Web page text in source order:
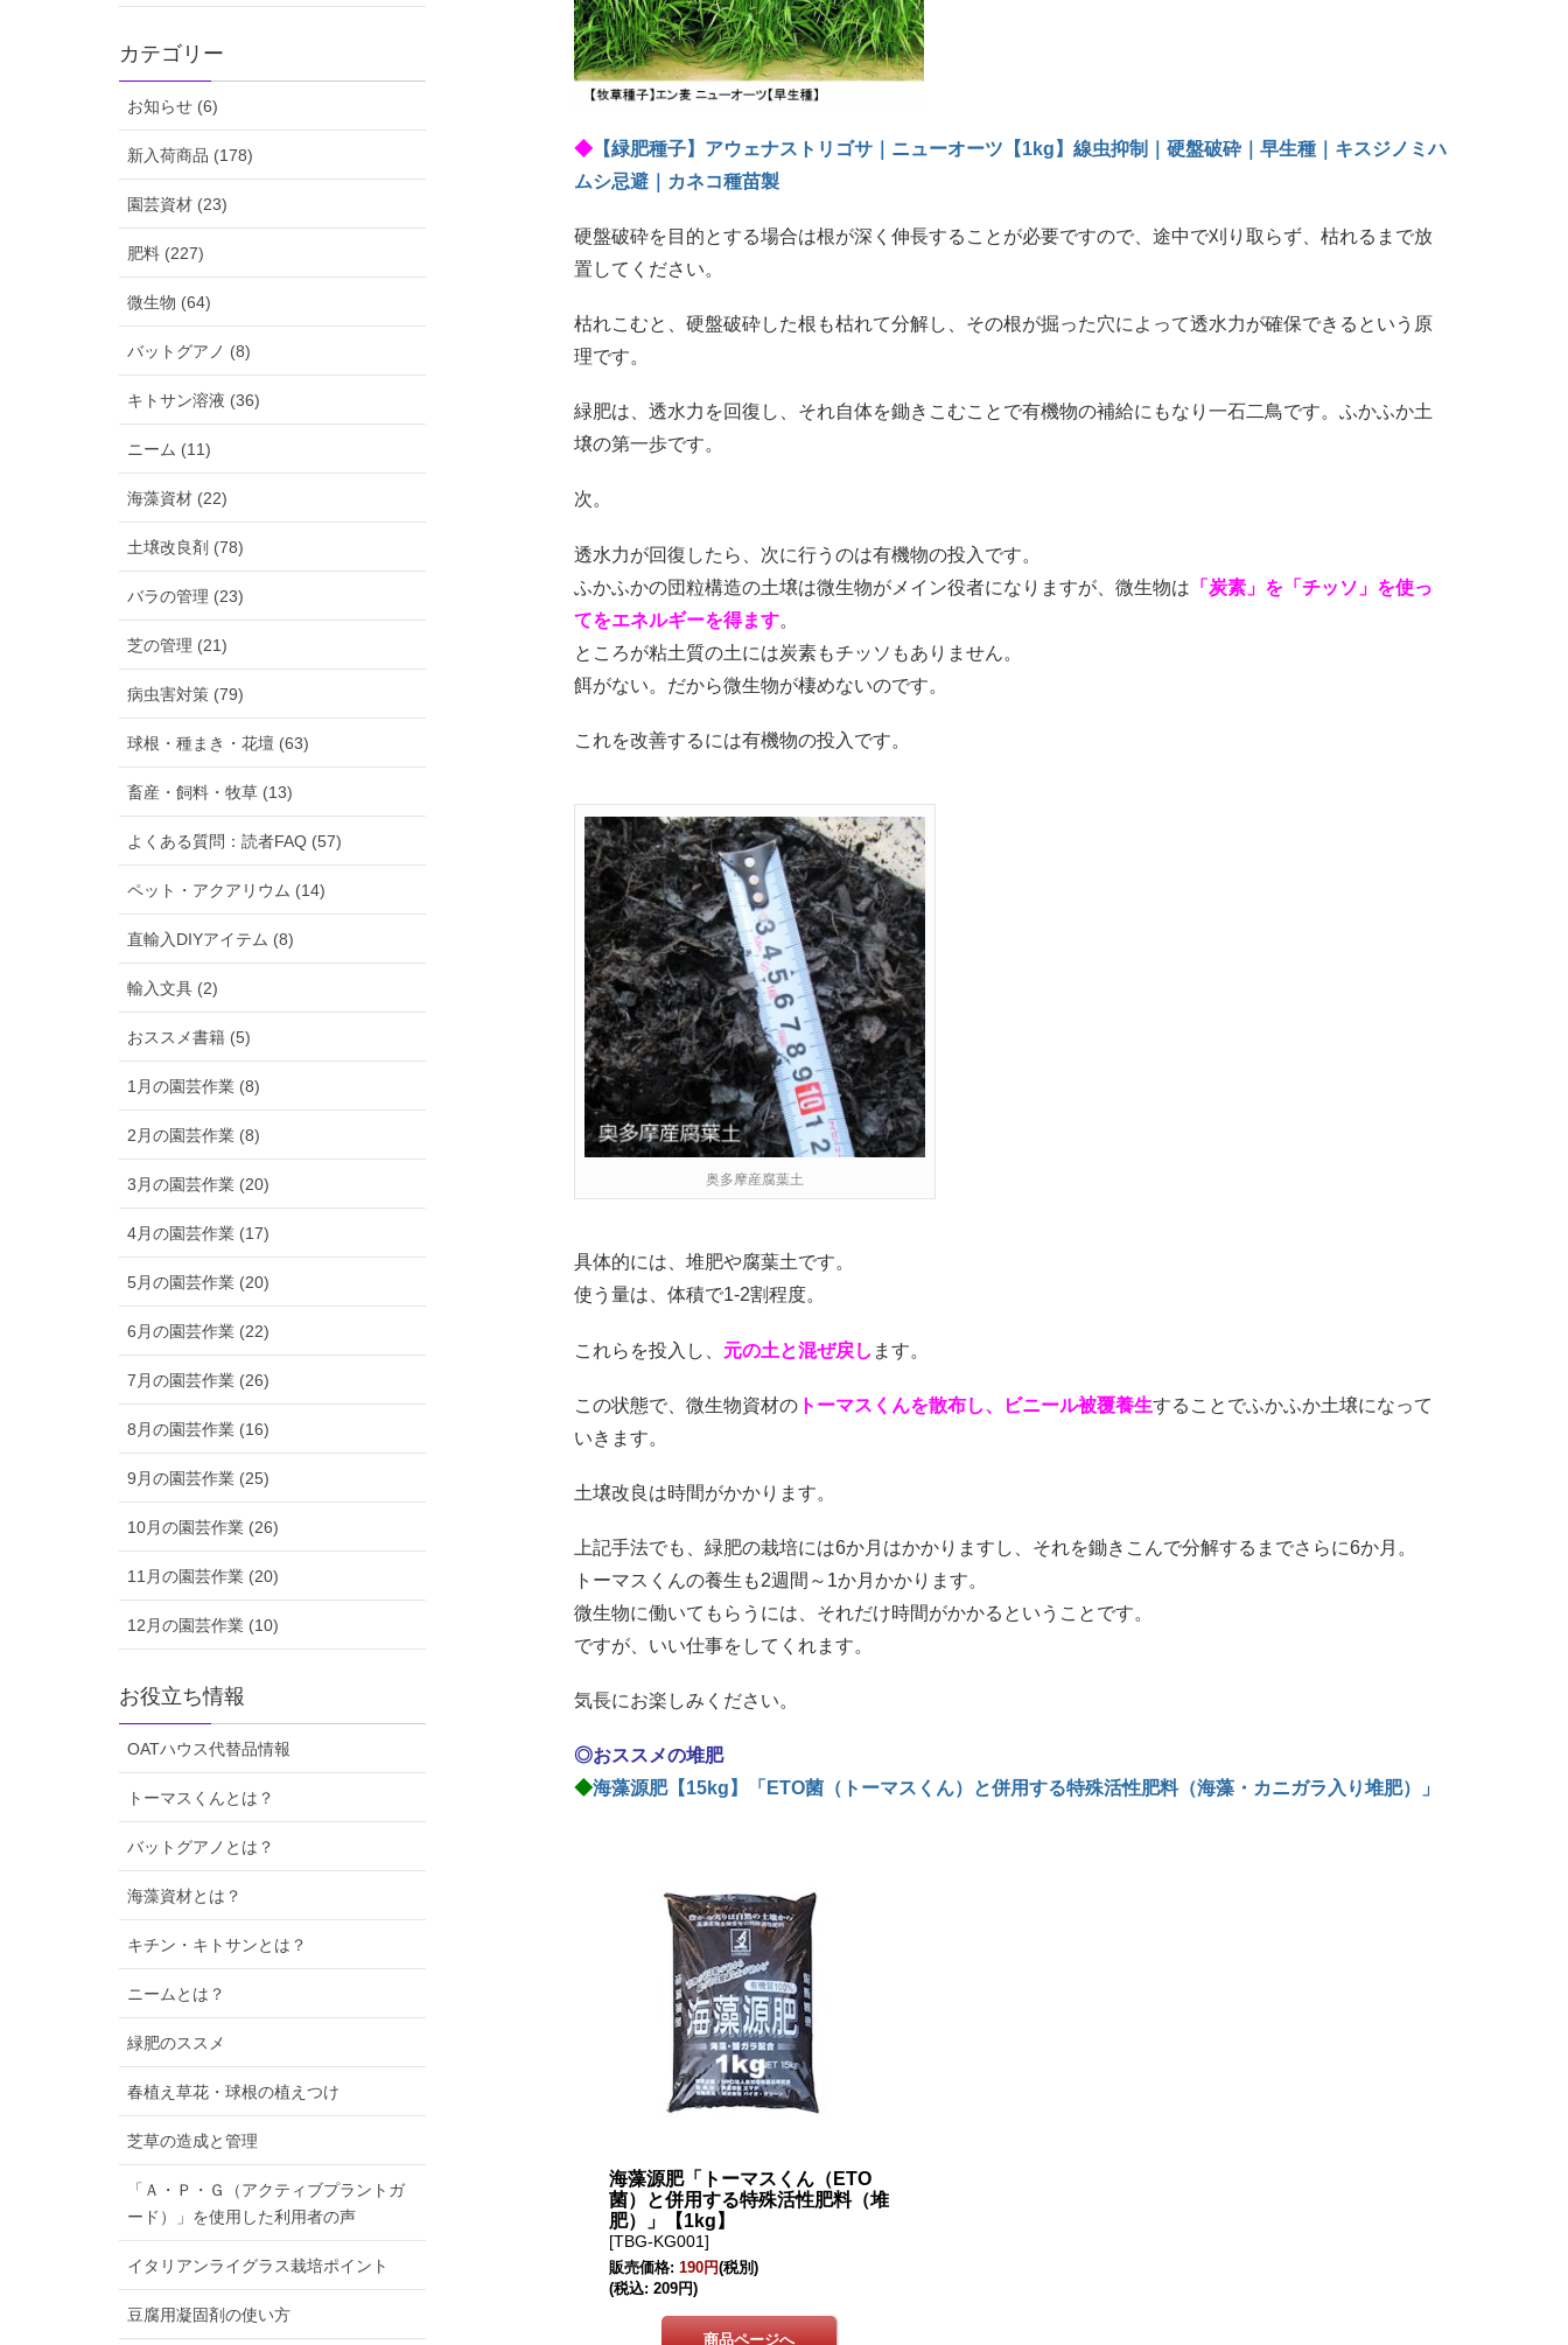
◆ 【緑肥種子】アウェナストリゴサ｜ニューオーツ【1kg】線虫抑制｜硬盤破砕｜早生種｜キスジノミハ
ムシ忌避｜カネコ種苗製
硬盤破砕を目的とする場合は根が深く伸長することが必要ですので、途中で刈り取らず、枯れるまで放
置してください。
枯れこむと、硬盤破砕した根も枯れて分解し、その根が掘った穴によって透水力が確保できるという原
理です。
緑肥は、透水力を回復し、それ自体を鋤きこむことで有機物の補給にもなり一石二鳥です。ふかふか土
壌の第一歩です。
次。
透水力が回復したら、次に行うのは有機物の投入です。
ふかふかの団粒構造の土壌は微生物がメイン役者になりますが、微生物は 「炭素」を「チッソ」を使っ
てをエネルギーを得ます。
ところが粘土質の土には炭素もチッソもありません。
餌がない。だから微生物が棲めないのです。
これを改善するには有機物の投入です。
奥多摩産腐葉土
具体的には、堆肥や腐葉土です。
使う量は、体積で1-2割程度。
これらを投入し、 元の土と混ぜ戻し ます。
この状態で、微生物資材の トーマスくんを散布し、ビニール被覆養生することでふかふか土壌になって
いきます。
土壌改良は時間がかかります。
上記手法でも、緑肥の栽培には6か月はかかりますし、それを鋤きこんで分解するまでさらに6か月。
トーマスくんの養生も2週間～1か月かかります。
微生物に働いてもらうには、それだけ時間がかかるということです。
ですが、いい仕事をしてくれます。
気長にお楽しみください。
◎おススメの堆肥
◆海藻源肥【15kg】「ETO菌（トーマスくん）と併用する特殊活性肥料（海藻・カニガラ入り堆肥）」
カテゴリー
お知らせ (6)
新入荷商品 (178)
園芸資材 (23)
肥料 (227)
微生物 (64)
バットグアノ (8)
キトサン溶液 (36)
ニーム (11)
海藻資材 (22)
土壌改良剤 (78)
バラの管理 (23)
芝の管理 (21)
病虫害対策 (79)
球根・種まき・花壇 (63)
畜産・飼料・牧草 (13)
よくある質問：読者FAQ (57)
ペット・アクアリウム (14)
直輸入DIYアイテム (8)
輸入文具 (2)
おススメ書籍 (5)
1月の園芸作業 (8)
2月の園芸作業 (8)
3月の園芸作業 (20)
4月の園芸作業 (17)
5月の園芸作業 (20)
6月の園芸作業 (22)
7月の園芸作業 (26)
8月の園芸作業 (16)
9月の園芸作業 (25)
10月の園芸作業 (26)
11月の園芸作業 (20)
12月の園芸作業 (10)
お役立ち情報
OATハウス代替品情報
トーマスくんとは？
バットグアノとは？
海藻資材とは？
キチン・キトサンとは？
ニームとは？
緑肥のススメ
春植え草花・球根の植えつけ
芝草の造成と管理
「Ａ・Ｐ・Ｇ（アクティブプラントガ
ード）」を使用した利用者の声
イタリアンライグラス栽培ポイント
豆腐用凝固剤の使い方